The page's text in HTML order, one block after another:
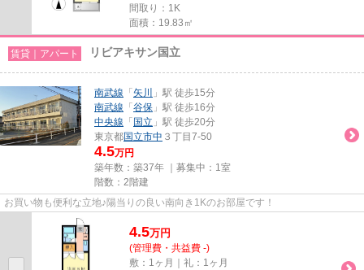
間取り：1K
面積：19.83㎡
賃貸｜アパート リビアキサン国立
南武線 「 矢川
」駅 徒歩15分
南武線 「 谷保 」駅 徒歩16分
中央線 「 国立 」駅 徒歩20分
東京都国立市中 ３丁目7-50
4.5万円
築年数：築37年 ｜募集中： 1室
階数：2階建
お買い物も便利な立地♪陽当りの良い南向き1Kのお部屋です！
4.5万円
(管理費・共益費 -)
敷：1ヶ月｜礼：1ヶ月